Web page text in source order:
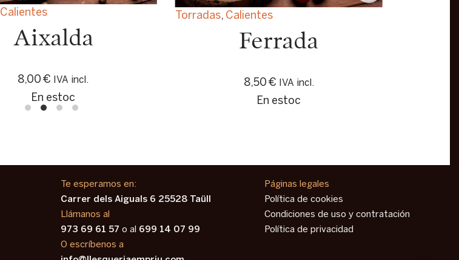
Calientes
Aixalda
8,00 € IVA incl.
En estoc
Torradas, Calientes
Ferrada
8,50 € IVA incl.
En estoc
Te esperamos en:
Carrer dels Aiguals 6 25528 Taüll
Llámanos al
973 69 61 57 o al 699 14 07 99
O escríbenos a
Páginas legales
Política de cookies
Condiciones de uso y contratación
Política de privacidad